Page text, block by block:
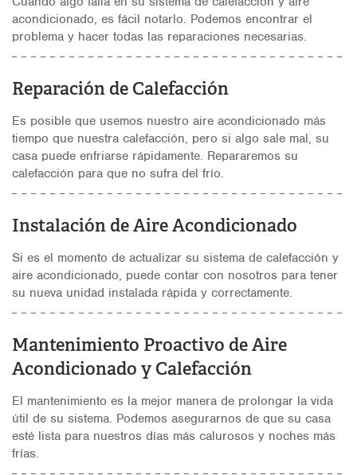
acondicionado, es fácil notarlo. Podemos encontrar el
problema y hacer todas las reparaciones necesarias.
Reparación de Calefacción
Es posible que usemos nuestro aire acondicionado más
tiempo que nuestra calefacción, pero si algo sale mal, su
casa puede enfriarse rápidamente. Repararemos su
calefacción para que no sufra del frío.
Instalación de Aire Acondicionado
Si es el momento de actualizar su sistema de calefacción y
aire acondicionado, puede contar con nosotros para tener
su nueva unidad instalada rápida y correctamente.
Mantenimiento Proactivo de Aire
Acondicionado y Calefacción
El mantenimiento es la mejor manera de prolongar la vida
útil de su sistema. Podemos asegurarnos de que su casa
esté lista para nuestros días más calurosos y noches más
frías.